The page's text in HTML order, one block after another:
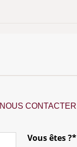
NOUS CONTACTER
Vous êtes ?*